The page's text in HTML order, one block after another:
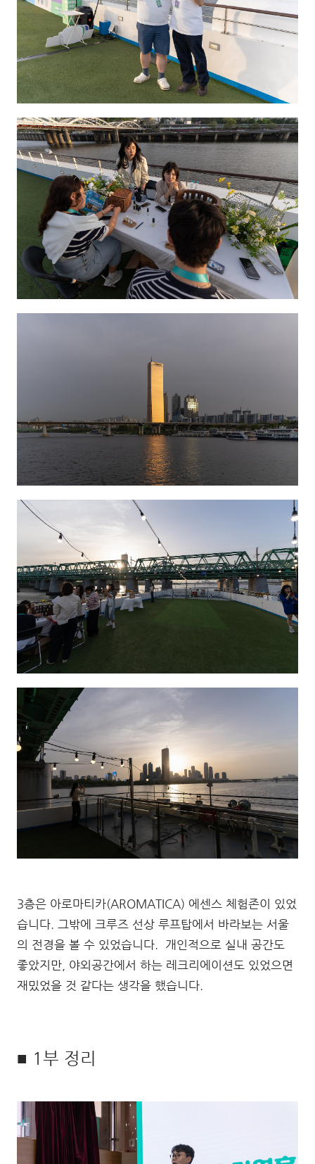
3층은 아로마티카(AROMATICA) 에센스 체험존이 있었
습니다. 그밖에 크루즈 선상 루프탑에서 바라보는 서울
의 전경을 볼 수 있었습니다. 개인적으로 실내 공간도
좋았지만, 야외공간에서 하는 레크리에이션도 있었으면
재밌었을 것 같다는 생각을 했습니다.
■ 1부 정리